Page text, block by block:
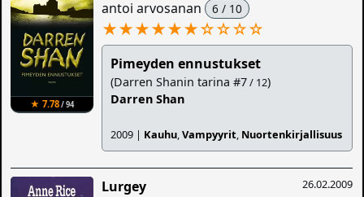
★ 7.78/ 94
antoi arvosanan 6 / 10
★★★★★★☆☆☆☆
Pimeyden ennustukset
(Darren Shanin tarina #7/ 12)
Darren Shan
2009 | Kauhu,Vampyyrit, Nuortenkirjallisuus
26.02.2009
Lurgey